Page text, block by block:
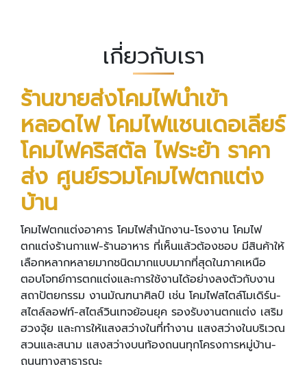
เกี่ยวกับเรา
ร้านขายส่งโคมไฟนำเข้า
หลอดไฟ โคมไฟแชนเดอเลียร์
โคมไฟคริสตัล ไฟระย้า ราคา
ส่ง ศูนย์รวมโคมไฟตกแต่ง
บ้าน
โคมไฟตกแต่งอาคาร โคมไฟสำนักงาน-โรงงาน โคมไฟ
ตกแต่งร้านกาแฟ-ร้านอาหาร ที่เห็นแล้วต้องชอบ มีสินค้าให้
เลือกหลากหลายมากชนิดมากแบบมากที่สุดในภาคเหนือ
ตอบโจทย์การตกแต่งและการใช้งานได้อย่างลงตัวกับงาน
สถาปัตยกรรม งานมัณฑนาศิลป์ เช่น โคมไฟสไตล์โมเดิร์น-
สไตล์ลอฟท์-สไตล์วินเทจย้อนยุค รองรับงานตกแต่ง เสริม
ฮวงจุ้ย และการให้แสงสว่างในที่ทำงาน แสงสว่างในบริเวณ
สวนและสนาม แสงสว่างบนท้องถนนทุกโครงการหมู่บ้าน-
ถนนทางสาธารณะ